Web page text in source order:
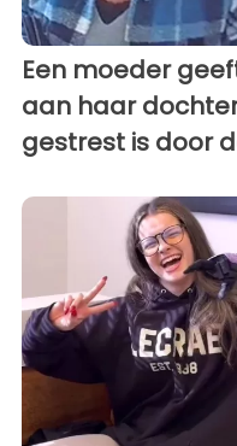
Een moeder
aan haar
gestrest is door